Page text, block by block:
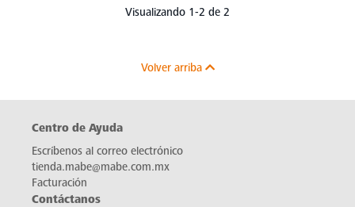
Visualizando 1-2 de 2
Volver arriba
Centro de Ayuda
Escríbenos al correo electrónico
tienda.mabe@mabe.com.mx
Facturación
Contáctanos